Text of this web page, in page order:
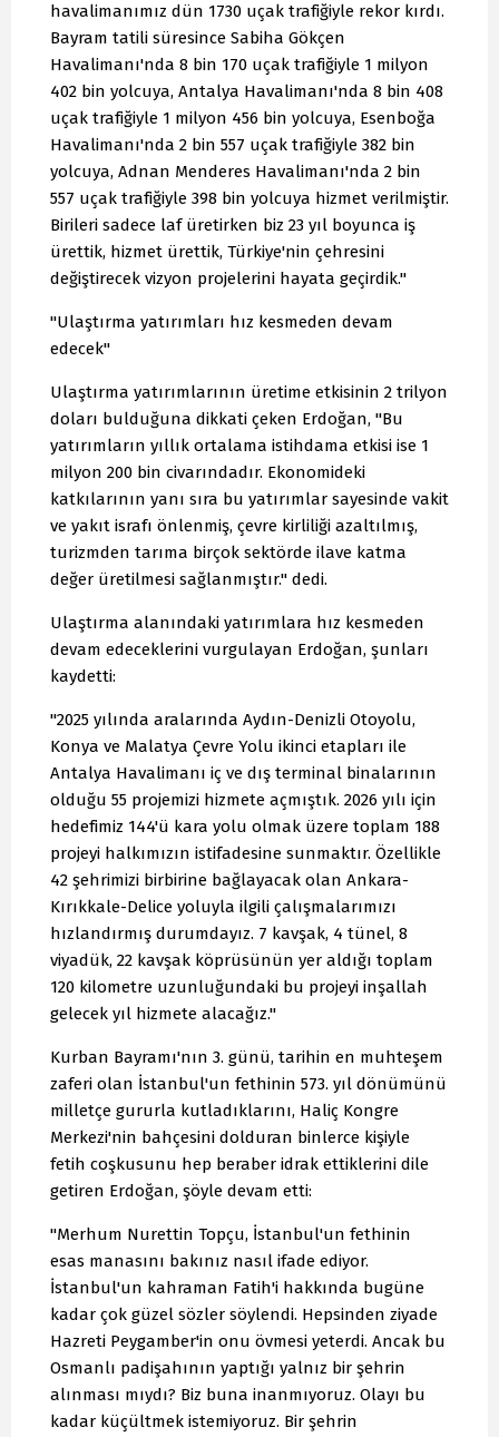
havalimanımız dün 1730 uçak trafiğiyle rekor kırdı.
Bayram tatili süresince Sabiha Gökçen
Havalimanı'nda 8 bin 170 uçak trafiğiyle 1 milyon
402 bin yolcuya, Antalya Havalimanı'nda 8 bin 408
uçak trafiğiyle 1 milyon 456 bin yolcuya, Esenboğa
Havalimanı'nda 2 bin 557 uçak trafiğiyle 382 bin
yolcuya, Adnan Menderes Havalimanı'nda 2 bin
557 uçak trafiğiyle 398 bin yolcuya hizmet verilmiştir.
Birileri sadece laf üretirken biz 23 yıl boyunca iş
ürettik, hizmet ürettik, Türkiye'nin çehresini
değiştirecek vizyon projelerini hayata geçirdik."
"Ulaştırma yatırımları hız kesmeden devam
edecek"
Ulaştırma yatırımlarının üretime etkisinin 2 trilyon
doları bulduğuna dikkati çeken Erdoğan, "Bu
yatırımların yıllık ortalama istihdama etkisi ise 1
milyon 200 bin civarındadır. Ekonomideki
katkılarının yanı sıra bu yatırımlar sayesinde vakit
ve yakıt israfı önlenmiş, çevre kirliliği azaltılmış,
turizmden tarıma birçok sektörde ilave katma
değer üretilmesi sağlanmıştır." dedi.
Ulaştırma alanındaki yatırımlara hız kesmeden
devam edeceklerini vurgulayan Erdoğan, şunları
kaydetti:
"2025 yılında aralarında Aydın-Denizli Otoyolu,
Konya ve Malatya Çevre Yolu ikinci etapları ile
Antalya Havalimanı iç ve dış terminal binalarının
olduğu 55 projemizi hizmete açmıştık. 2026 yılı için
hedefimiz 144'ü kara yolu olmak üzere toplam 188
projeyi halkımızın istifadesine sunmaktır. Özellikle
42 şehrimizi birbirine bağlayacak olan Ankara-
Kırıkkale-Delice yoluyla ilgili çalışmalarımızı
hızlandırmış durumdayız. 7 kavşak, 4 tünel, 8
viyadük, 22 kavşak köprüsünün yer aldığı toplam
120 kilometre uzunluğundaki bu projeyi inşallah
gelecek yıl hizmete alacağız."
Kurban Bayramı'nın 3. günü, tarihin en muhteşem
zaferi olan İstanbul'un fethinin 573. yıl dönümünü
milletçe gururla kutladıklarını, Haliç Kongre
Merkezi'nin bahçesini dolduran binlerce kişiyle
fetih coşkusunu hep beraber idrak ettiklerini dile
getiren Erdoğan, şöyle devam etti:
"Merhum Nurettin Topçu, İstanbul'un fethinin
esas manasını bakınız nasıl ifade ediyor.
İstanbul'un kahraman Fatih'i hakkında bugüne
kadar çok güzel sözler söylendi. Hepsinden ziyade
Hazreti Peygamber'in onu övmesi yeterdi. Ancak bu
Osmanlı padişahının yaptığı yalnız bir şehrin
alınması mıydı? Biz buna inanmıyoruz. Olayı bu
kadar küçültmek istemiyoruz. Bir şehrin